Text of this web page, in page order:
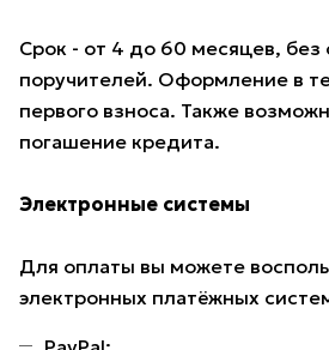
Срок - от 4 до 60 месяцев, без
поручителей. Оформление в
первого взноса. Также
погашение кредита.
Электронные системы
Для оплаты вы можете
электронных платёжных